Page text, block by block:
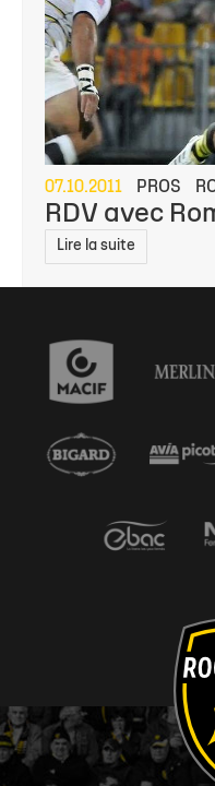
07.10.2011 PROS
RDV avec
Lire la suite